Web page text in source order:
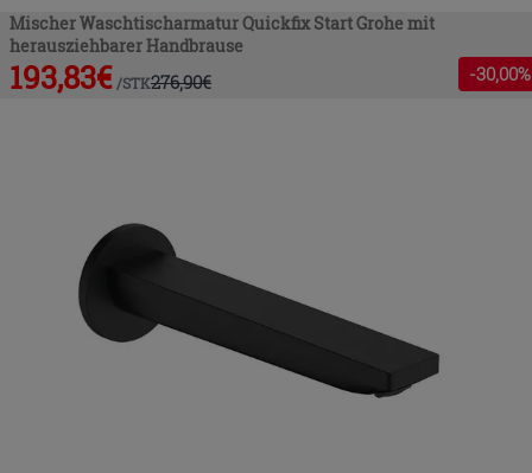
Mischer Waschtischarmatur Quickfix Start Grohe mit
herausziehbarer Handbrause
193,83€ /STK276,90€ -30,00%